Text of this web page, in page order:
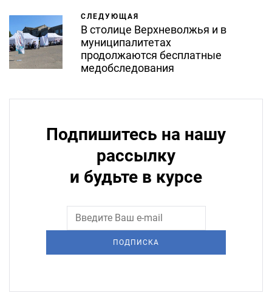
СЛЕДУЮЩАЯ
В столице Верхневолжья и в
муниципалитетах
продолжаются бесплатные
медобследования
Подпишитесь на нашу
рассылку
и будьте в курсе
ПОДПИСКА